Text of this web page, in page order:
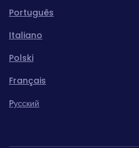
Português
Italiano
Polski
Français
Pусский